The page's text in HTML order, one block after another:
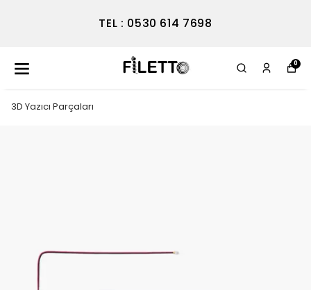
TEL : 0530 614 7698
0
3D Yazıcı Parçaları